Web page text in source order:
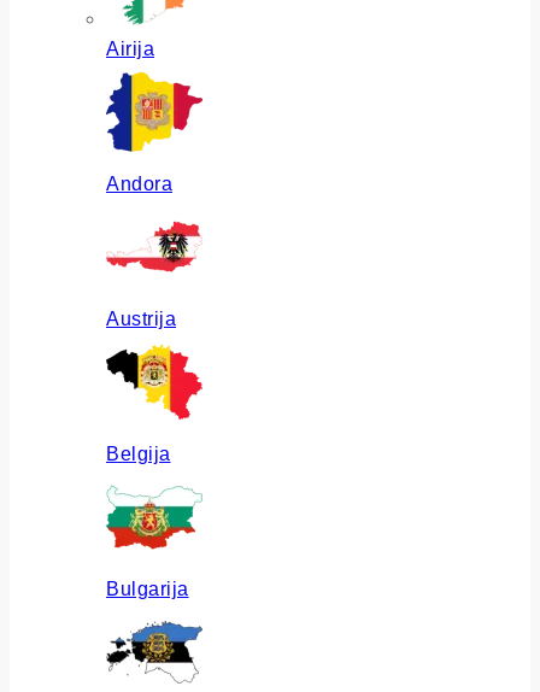
Airija
Andora
Austrija
Belgija
Bulgarija